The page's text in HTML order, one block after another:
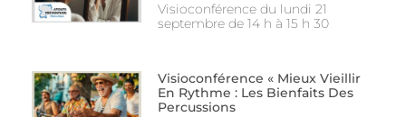
Visioconférence du lundi 21
septembre de 14 h à 15 h 30
Visioconférence « Mieux Vieillir
En Rythme : Les Bienfaits Des
Percussions